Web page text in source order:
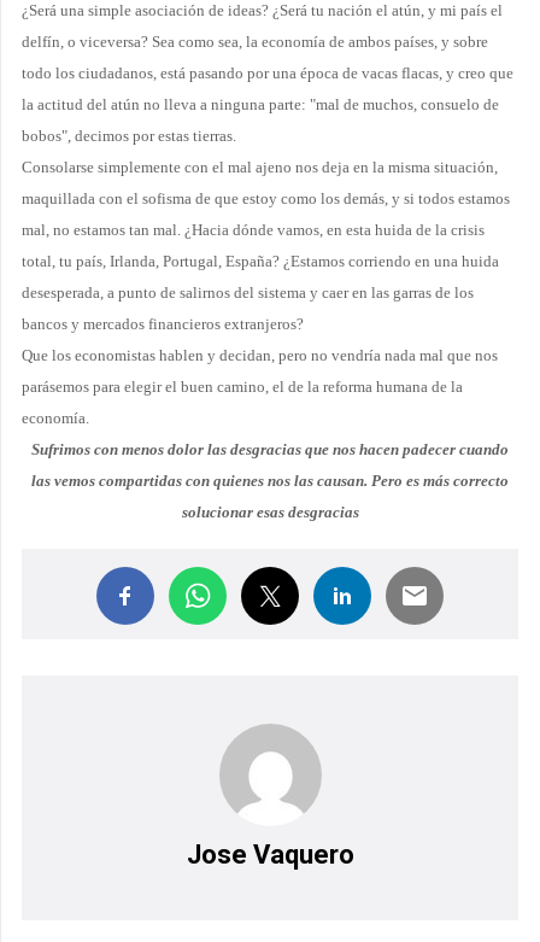
¿Será una simple asociación de ideas? ¿Será tu nación el atún, y mi país el
delfín, o viceversa? Sea como sea, la economía de ambos países, y sobre
todo los ciudadanos, está pasando por una época de vacas flacas, y creo que
la actitud del atún no lleva a ninguna parte: "mal de muchos, consuelo de
bobos", decimos por estas tierras.
Consolarse simplemente con el mal ajeno nos deja en la misma situación,
maquillada con el sofisma de que estoy como los demás, y si todos estamos
mal, no estamos tan mal. ¿Hacia dónde vamos, en esta huida de la crisis
total, tu país, Irlanda, Portugal, España? ¿Estamos corriendo en una huida
desesperada, a punto de salirnos del sistema y caer en las garras de los
bancos y mercados financieros extranjeros?
Que los economistas hablen y decidan, pero no vendría nada mal que nos
parásemos para elegir el buen camino, el de la reforma humana de la
economía.
Sufrimos con menos dolor las desgracias que nos hacen padecer cuando
las vemos compartidas con quienes nos las causan. Pero es más correcto
solucionar esas desgracias
Jose Vaquero